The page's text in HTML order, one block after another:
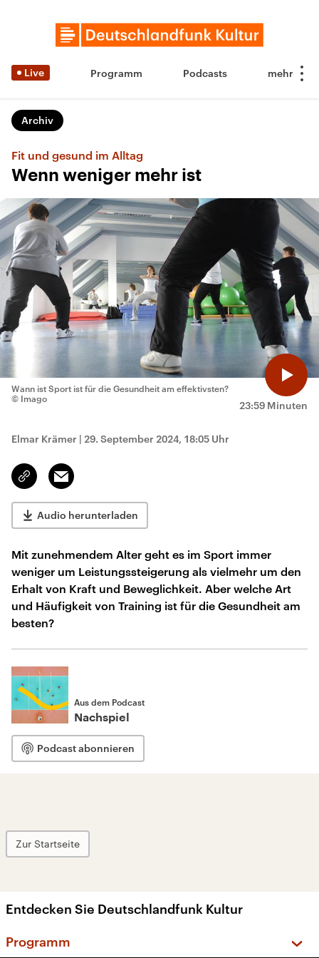
Live Programm Podcasts
Archiv
Fit und gesund im Alltag
Wenn weniger mehr ist
23:59 Minuten
Wann ist Sport ist für die Gesundheit am effektivsten?
© Imago
Elmar Krämer | 29. September 2024, 18:05 Uhr
Link
kopieren/teilen
Email
Audio herunterladen
Mit zunehmendem Alter geht es im Sport immer
weniger um Leistungssteigerung als vielmehr um den
Erhalt von Kraft und Beweglichkeit. Aber welche Art
und Häufigkeit von Training ist für die Gesundheit am
besten?
Aus dem Podcast
Nachspiel
Podcast abonnieren
Zur Startseite
Entdecken Sie Deutschlandfunk Kultur
Programm